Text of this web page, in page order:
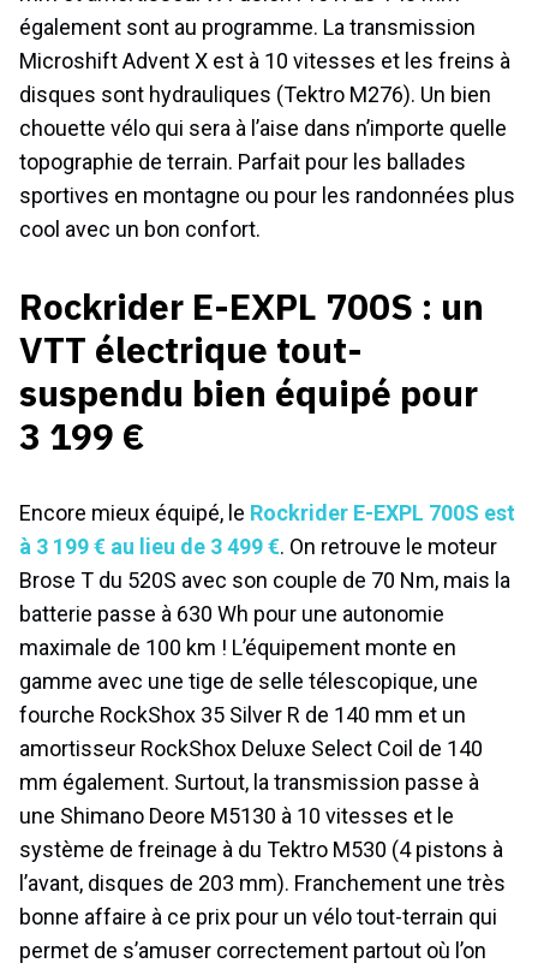
également sont au programme. La transmission
Microshift Advent X est à 10 vitesses et les freins à
disques sont hydrauliques (Tektro M276). Un bien
chouette vélo qui sera à l’aise dans n’importe quelle
topographie de terrain. Parfait pour les ballades
sportives en montagne ou pour les randonnées plus
cool avec un bon confort.
Rockrider E-EXPL 700S : un
VTT électrique tout-
suspendu bien équipé pour
3 199 €
Encore mieux équipé, le Rockrider E-EXPL 700S est
à 3 199 € au lieu de 3 499 €. On retrouve le moteur
Brose T du 520S avec son couple de 70 Nm, mais la
batterie passe à 630 Wh pour une autonomie
maximale de 100 km ! L’équipement monte en
gamme avec une tige de selle télescopique, une
fourche RockShox 35 Silver R de 140 mm et un
amortisseur RockShox Deluxe Select Coil de 140
mm également. Surtout, la transmission passe à
une Shimano Deore M5130 à 10 vitesses et le
système de freinage à du Tektro M530 (4 pistons à
l’avant, disques de 203 mm). Franchement une très
bonne affaire à ce prix pour un vélo tout-terrain qui
permet de s’amuser correctement partout où l’on